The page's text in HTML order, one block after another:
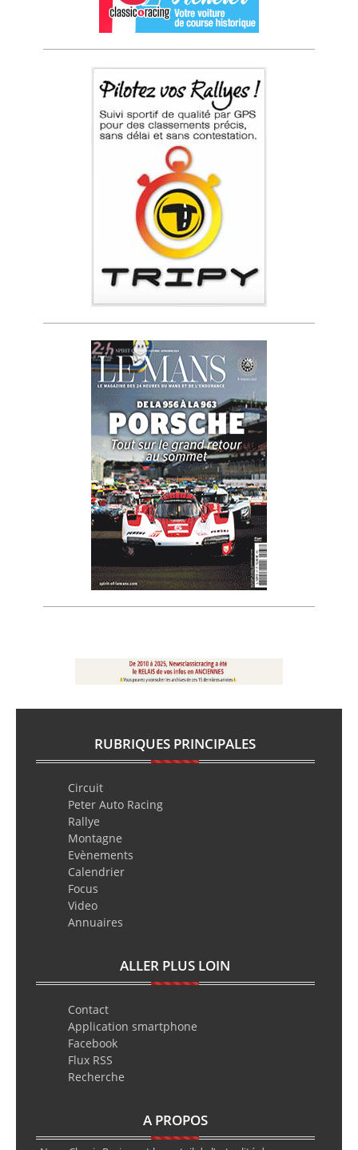
RUBRIQUES PRINCIPALES
Circuit
Peter Auto Racing
Rallye
Montagne
Evènements
Calendrier
Focus
Video
Annuaires
ALLER PLUS LOIN
Contact
Application smartphone
Facebook
Flux RSS
Recherche
A PROPOS